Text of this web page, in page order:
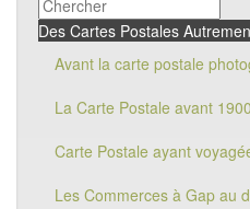
Des Cartes Postales
Avant la carte postale
La Carte Postale avant 1900
Carte Postale ayant
Les Commerces à Gap au